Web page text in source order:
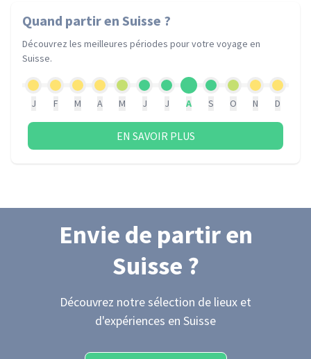
Quand partiren Suisse ?
Découvrez les meilleures périodes pour votre voyage en
Suisse.
J F M A M J J A S O N D
EN SAVOIR PLUS
Envie de partiren
Suisse ?
Découvrez notre sélection de lieux et
d'expériences en Suisse